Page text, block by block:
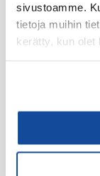
sivustoamme.
tietoja muihin
kerätty, kun olet
Suojakuoret
Varaosat
VIRVE -
Antenni-adapterit